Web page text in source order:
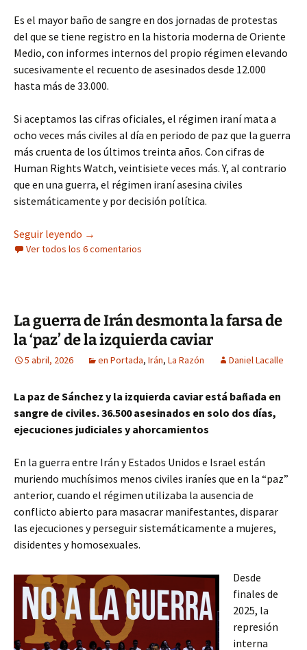
Es el mayor baño de sangre en dos jornadas de protestas
del que se tiene registro en la historia moderna de Oriente
Medio, con informes internos del propio régimen elevando
sucesivamente el recuento de asesinados desde 12.000
hasta más de 33.000.
Si aceptamos las cifras oficiales, el régimen iraní mata a
ocho veces más civiles al día en periodo de paz que la guerra
más cruenta de los últimos treinta años. Con cifras de
Human Rights Watch, veintisiete veces más. Y, al contrario
que en una guerra, el régimen iraní asesina civiles
sistemáticamente y por decisión política.
Seguir leyendo Tregua en Irán, economía en ruinas: un
→
Ver todos los 6 comentarios
La guerra de Irán desmonta la farsa de
la ‘paz’ de la izquierda caviar
5 abril, 2026 en Portada, Irán, La Razón Daniel Lacalle
La paz de Sánchez y la izquierda caviar está bañada en
sangre de civiles. 36.500 asesinados en solo dos días,
ejecuciones judiciales y ahorcamientos
En la guerra entre Irán y Estados Unidos e Israel están
muriendo muchísimos menos civiles iraníes que en la “paz”
anterior, cuando el régimen utilizaba la ausencia de
conflicto abierto para masacrar manifestantes, disparar
las ejecuciones y perseguir sistemáticamente a mujeres,
disidentes y homosexuales.
Desde
finales de
2025, la
represión
interna